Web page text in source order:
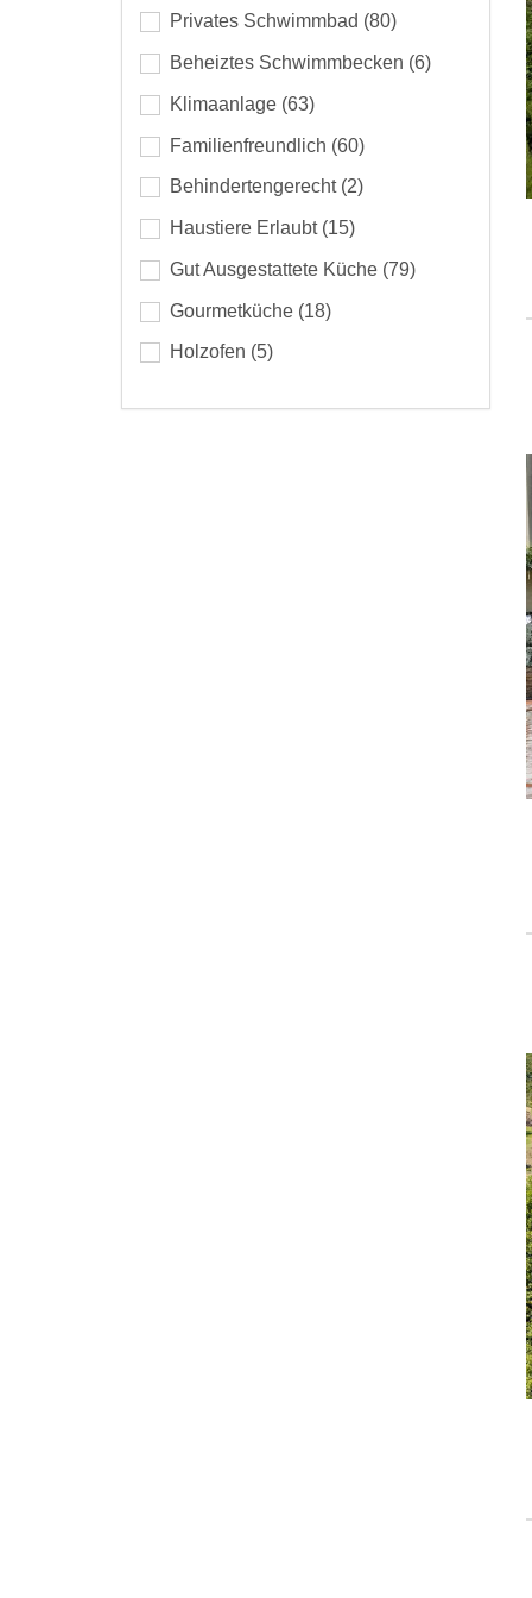
Privates Schwimmbad (80)
Beheiztes Schwimmbecken (6)
Klimaanlage (63)
Familienfreundlich (60)
Behindertengerecht (2)
Haustiere Erlaubt (15)
Gut Ausgestattete Küche (79)
Gourmetküche (18)
Holzofen (5)